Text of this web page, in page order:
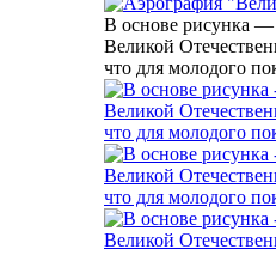
В основе рисунка —
Великой
что для молодого